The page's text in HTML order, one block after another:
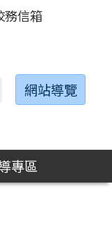
務信箱
網站導覽
專區